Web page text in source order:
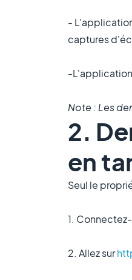
-
captures
-
Note : Les
2.
en
Seul le
1.
2. Allez sur